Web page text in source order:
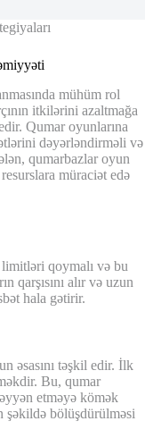
mühüm rol
itkilərini azaltmağa
Qumar oyunlarına
dəyərləndirməli və
qumarbazlar oyun
müraciət edə
qoymalı və bu
qarşısını alır və uzun
hala gətirir.
əsasını təşkil edir. İlk
Bu, qumar
etməyə kömək
şəkildə bölüşdürülməsi